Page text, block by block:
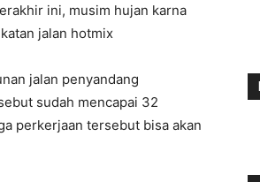
ini, musim hujan karna
jalan hotmix
jalan penyandang
sudah mencapai 32
perkerjaan tersebut bisa akan